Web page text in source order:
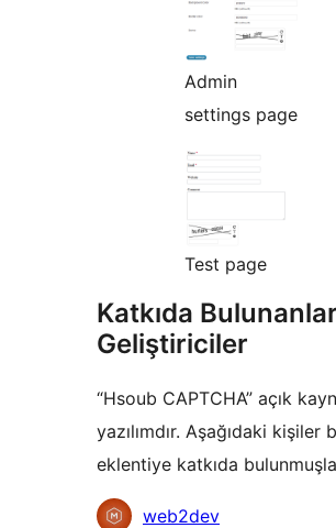
Admin
settings page
Test page
Katkıda
Geliştiriciler
“Hsoub CAPTCHA” açık
yazılımdır. Aşağıdaki kişiler
eklentiye katkıda
Katkıdaweb2dev